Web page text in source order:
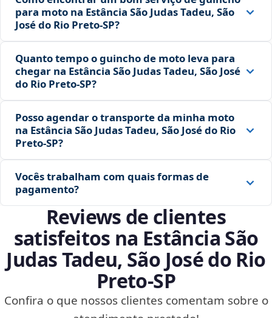
para moto na Estância São Judas Tadeu, São
José do Rio Preto‑SP?
Quanto tempo o guincho de moto leva para
chegar na Estância São Judas Tadeu, São José
do Rio Preto‑SP?
Posso agendar o transporte da minha moto
na Estância São Judas Tadeu, São José do Rio
Preto‑SP?
Vocês trabalham com quais formas de
pagamento?
Reviews de clientes
satisfeitos na Estância São
Judas Tadeu, São José do Rio
Preto‑SP
Confira o que nossos clientes comentam sobre o